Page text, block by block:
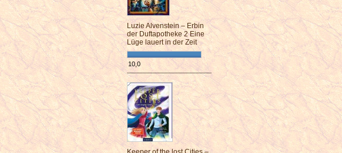
Luzie Alvenstein – Erbin
der Duftapotheke 2 Eine
Lüge lauert in der Zeit
10,0
¯¯¯¯¯¯¯¯¯¯¯¯¯¯¯¯¯¯¯¯¯¯¯¯